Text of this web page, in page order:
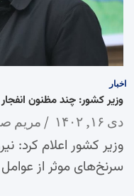
اخبار
وزیر کشور: چند مظنون
دی ۱۶, ۱۴۰۲ مریم
وزیر کشور اعلام کرد:
سرنخ‌های موثر از